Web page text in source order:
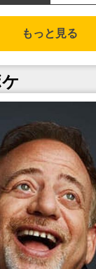
もっと見る